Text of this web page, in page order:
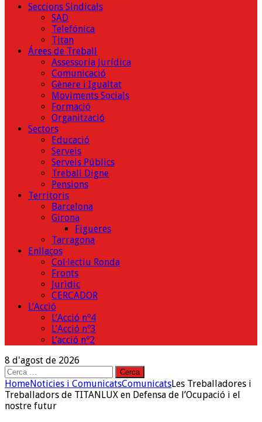
Seccions Sindicals
SAD
Telefónica
Titan
Árees de Treball
Assessoria Jurídica
Comunicació
Gènere i Igualtat
Moviments Socials
Formació
Organització
Sectors
Educació
Serveis
Serveis Públics
Treball Digne
Pensions
Territoris
Barcelona
Girona
Figueres
Tarragona
Enllaços
Col·lectiu Ronda
Fronts
Jurìdic
CERCADOR
L’Acció
L’Acció nº4
L’Acció nº3
L’acció nº2
8 d'agost de 2026
Cerca:
HomeNoticies i ComunicatsComunicatsLes Treballadores i
Treballadors de TITANLUX en Defensa de l’Ocupació i el
nostre futur